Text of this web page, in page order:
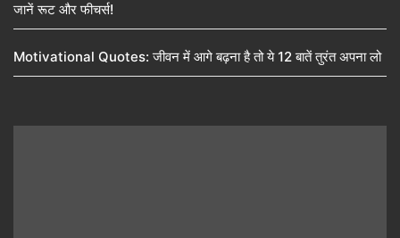
जानें रूट और फीचर्स!
Motivational Quotes: जीवन में आगे बढ़ना है तो ये 12 बातें तुरंत अपना लो